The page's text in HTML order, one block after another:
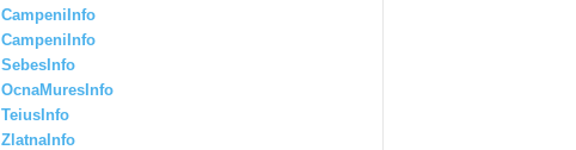
CampeniInfo
CampeniInfo
SebesInfo
OcnaMuresInfo
TeiusInfo
ZlatnaInfo